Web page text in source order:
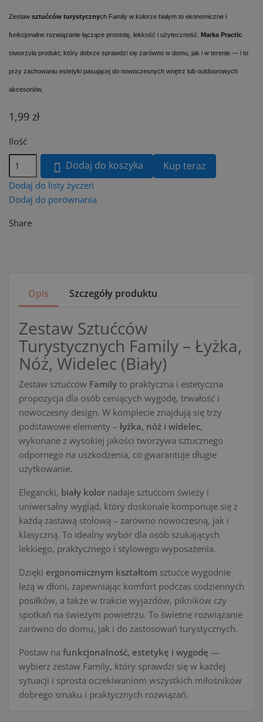
Zestaw sztućców turystycznych Family w kolorze białym to ekonomiczne i
funkcjonalne rozwiązanie łączące prostotę, lekkość i użyteczność. Marka Practic
stworzyła produkt, który dobrze sprawdzi się zarówno w domu, jak i w terenie — i to
przy zachowaniu estetyki pasującej do nowoczesnych wnętrz lub outdoorowych
akcesoriów.
1,99 zł
Ilość
 Dodaj do koszyka Kup teraz
Dodaj do listy życzeń
Dodaj do porównania
Share
Opis Szczegóły produktu
Zestaw Sztućców
Turystycznych Family – Łyżka,
Nóż, Widelec (Biały)
Zestaw sztućców Family to praktyczna i estetyczna
propozycja dla osób ceniących wygodę, trwałość i
nowoczesny design. W komplecie znajdują się trzy
podstawowe elementy – łyżka, nóż i widelec,
wykonane z wysokiej jakości tworzywa sztucznego
odpornego na uszkodzenia, co gwarantuje długie
użytkowanie.
Elegancki, biały kolor nadaje sztućcom świeży i
uniwersalny wygląd, który doskonale komponuje się z
każdą zastawą stołową – zarówno nowoczesną, jak i
klasyczną. To idealny wybór dla osób szukających
lekkiego, praktycznego i stylowego wyposażenia.
Dzięki ergonomicznym kształtom sztućce wygodnie
leżą w dłoni, zapewniając komfort podczas codziennych
posiłków, a także w trakcie wyjazdów, pikników czy
spotkań na świeżym powietrzu. To świetne rozwiązanie
zarówno do domu, jak i do zastosowań turystycznych.
Postaw na funkcjonalność, estetykę i wygodę —
wybierz zestaw Family, który sprawdzi się w każdej
sytuacji i sprosta oczekiwaniom wszystkich miłośników
dobrego smaku i praktycznych rozwiązań.